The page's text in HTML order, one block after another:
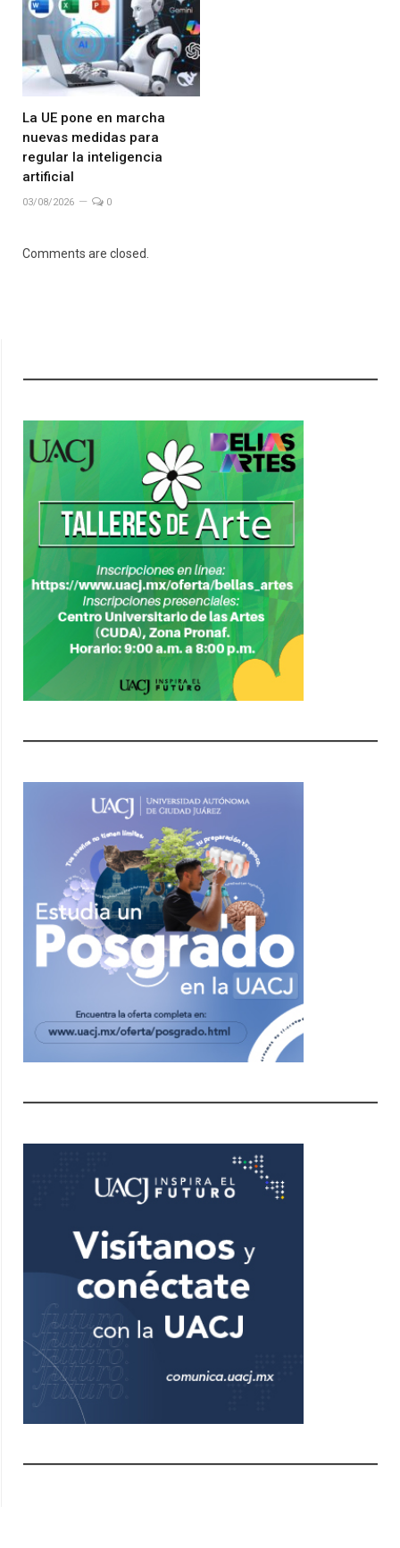
La UE pone en marcha
nuevas medidas para
regular la inteligencia
artificial
03/08/2026 0
Comments are closed.